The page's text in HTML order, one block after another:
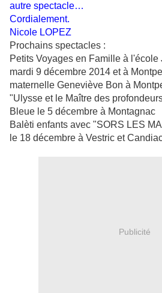
autre spectacle…
Cordialement.
Nicole LOPEZ
Prochains spectacles :
Petits Voyages en Famille à
mardi 9 décembre 2014 et à
maternelle Geneviève Bon à
"Ulysse et le Maître des
Bleue le 5 décembre à Montagnac
Balèti enfants avec "SORS LES
le 18 décembre à Vestric et
Publicité